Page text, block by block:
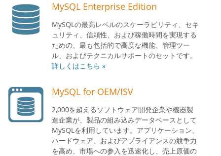
MySQL Enterprise Edition
MySQLの最高レベルのスケーラビリティ、セキ
ュリティ、信頼性、および稼働時間を実現する
ための、最も包括的で高度な機能、管理ツー
ル、およびテクニカルサポートのセットです。
詳しくはこちら »
MySQL for OEM/ISV
2,000を超えるソフトウェア開発企業や機器製
造企業が、製品の組み込みデータベースとして
MySQLを利用しています。アプリケーション、
ハードウェア、およびアプライアンスの競争力
を高め、市場への参入を迅速化し、売上原価の